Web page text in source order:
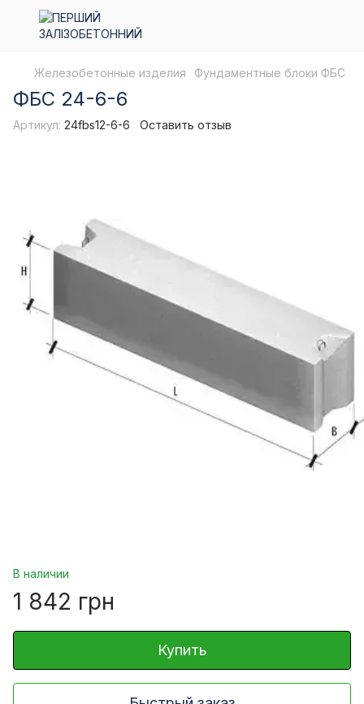
Железобетонные изделия Фундаментные блоки ФБС
ФБС 24-6-6
Артикул: 24fbs12-6-6 Оставить отзыв
В наличии
1 842 грн
Купить